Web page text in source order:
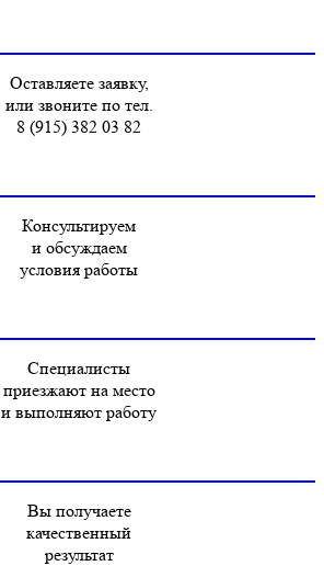
Оставляете заявку,
или звоните по тел.
8 (915) 382 03 82
Консультируем
и обсуждаем
условия работы
Специалисты
приезжают на место
и выполняют работу
Вы получаете
качественный
результат